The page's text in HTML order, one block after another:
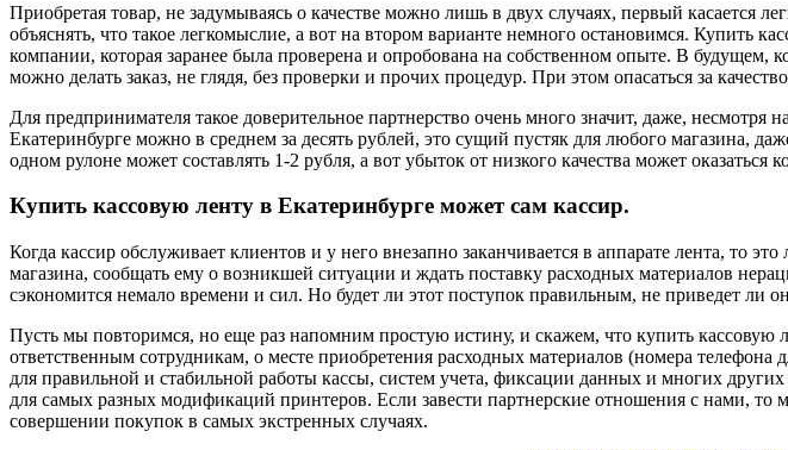
Приобретая товар, не задумываясь о качестве можно лишь в двух случаях, первый касается
объяснять, что такое легкомыслие, а вот на втором варианте немного остановимся. Купить
компании, которая заранее была проверена и опробована на собственном опыте. В будущем,
можно делать заказ, не глядя, без проверки и прочих процедур. При этом опасаться за
Для предпринимателя такое доверительное партнерство очень много значит, даже, несмотря
Екатеринбурге можно в среднем за десять рублей, это сущий пустяк для любого магазина,
одном рулоне может составлять 1-2 рубля, а вот убыток от низкого качества может оказаться
Купить кассовую ленту в Екатеринбурге может сам кассир.
Когда кассир обслуживает клиентов и у него внезапно заканчивается в аппарате лента, то
магазина, сообщать ему о возникшей ситуации и ждать поставку расходных материалов
сэкономится немало времени и сил. Но будет ли этот поступок правильным, не приведет ли
Пусть мы повторимся, но еще раз напомним простую истину, и скажем, что купить кассовую
ответственным сотрудникам, о месте приобретения расходных материалов (номера телефона
для правильной и стабильной работы кассы, систем учета, фиксации данных и многих
для самых разных модификаций принтеров. Если завести партнерские отношения с нами, то
совершении покупок в самых экстренных случаях.